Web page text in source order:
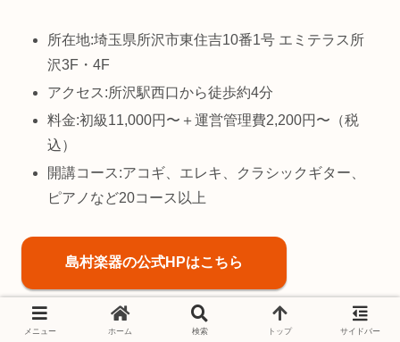
所在地:埼玉県所沢市東住吉10番1号 エミテラス所
沢3F・4F
アクセス:所沢駅西口から徒歩約4分
料金:初級11,000円〜＋運営管理費2,200円〜（税
込）
開講コース:アコギ、エレキ、クラシックギター、
ピアノなど20コース以上
島村楽器の公式HPはこちら
5. ヤマノミュージックサロン所沢｜大人の
メニュー ホーム 検索 トップ サイドバー